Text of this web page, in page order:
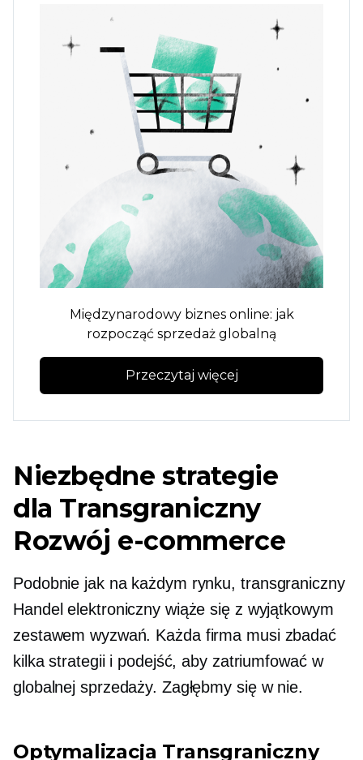
Międzynarodowy biznes online: jak
rozpocząć sprzedaż globalną
Przeczytaj więcej
Niezbędne strategie
dla Transgraniczny
Rozwój e-commerce
Podobnie jak na każdym rynku, transgraniczny
Handel elektroniczny wiąże się z wyjątkowym
zestawem wyzwań. Każda firma musi zbadać
kilka strategii i podejść, aby zatriumfować w
globalnej sprzedaży. Zagłębmy się w nie.
Optymalizacja Transgraniczny